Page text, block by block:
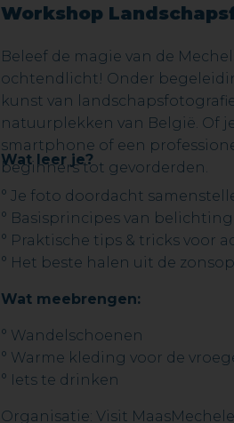
Workshop
Beleef de magie van de
ochtendlicht! Onder
kunst van
natuurplekken van België. Of
smartphone of een
beginners tot gevorderden.
Wat leer je?
° Je foto doordacht
° Basisprincipes van belichting
° Praktische tips & tricks voor
° Het beste halen uit de
Wat meebrengen:
° Wandelschoenen
° Warme kleding voor de
° Iets te drinken
Organisatie: Visit